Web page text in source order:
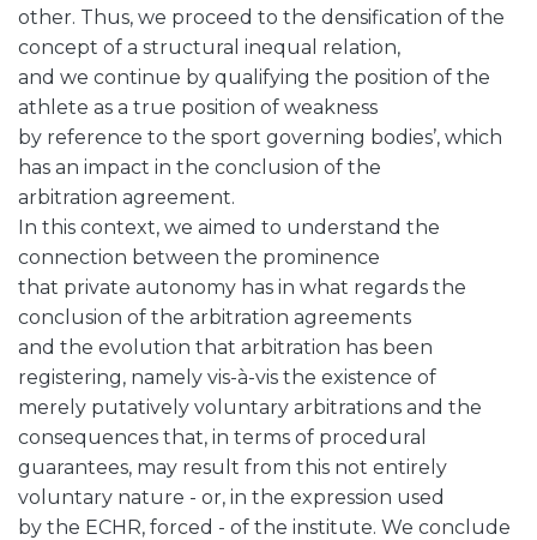
other. Thus, we proceed to the densification of the
concept of a structural inequal relation,
and we continue by qualifying the position of the
athlete as a true position of weakness
by reference to the sport governing bodies’, which
has an impact in the conclusion of the
arbitration agreement.
In this context, we aimed to understand the
connection between the prominence
that private autonomy has in what regards the
conclusion of the arbitration agreements
and the evolution that arbitration has been
registering, namely vis-à-vis the existence of
merely putatively voluntary arbitrations and the
consequences that, in terms of procedural
guarantees, may result from this not entirely
voluntary nature - or, in the expression used
by the ECHR, forced - of the institute. We conclude